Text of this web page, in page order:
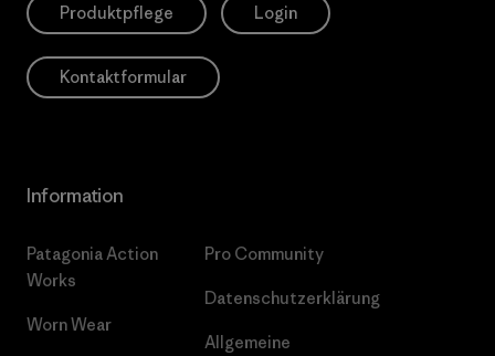
Produktpflege Login
Kontaktformular
Information
Patagonia Action
Works
Worn Wear
Pro Community
Datenschutzerklärung
Allgemeine